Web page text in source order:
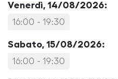
Venerdì, 14/08/2026:
16:00 - 19:30
Sabato, 15/08/2026:
16:00 - 19:30